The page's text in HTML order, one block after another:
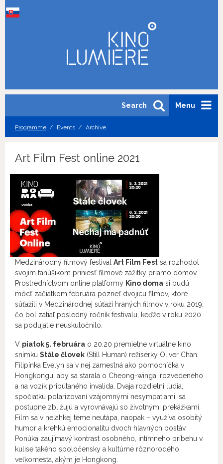
Menu
Search
Programme Events Archive
Art Film Fest online 2021
Medzinárodný filmový festival Art Film Fest sa rozhodol
svojim fanúšikom priniesť filmové zážitky priamo domov.
Prostredníctvom online platformy Kino doma si budú
môcť začiatkom februára pozrieť dvojicu filmov, ktoré
súťažili v Medzinárodnej súťaži hraných filmov v roku 2019,
čo bol zatiaľ posledný ročník festivalu, keďže v roku 2020
sa podujatie neuskutočnilo.
V piatok 5. februára o 20.20 premietne virtuálne kino
snímku Stále človek (Still Human) režisérky Oliver Chan
Filipínka Evelyn sa v nej zamestná ako pomocníčka v
Hongkongu, aby sa starala o Cheong-winga, rozvedeného
a na vozík pripútaného invalida. Dvaja rozdielni ľudia,
spočiatku polarizovaní vzájomnými nesympatiami, sa
postupne zbližujú a vyrovnávajú so životnými prekážkami.
Film sa v neľahkej téme neutápa, naopak – využíva osobitý
humor a krehkú emocionalitu dvoch hlavných postáv.
Ponúka zaujímavý kontrast osobného, intímneho príbehu v
kulise takého spoločensky a kultúrne rôznorodého
veľkomesta, akým je Hongkong.